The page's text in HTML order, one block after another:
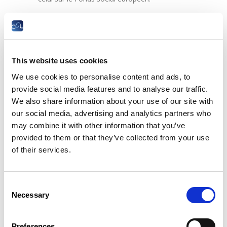
This website uses cookies
We use cookies to personalise content and ads, to
provide social media features and to analyse our traffic.
We also share information about your use of our site with
our social media, advertising and analytics partners who
may combine it with other information that you’ve
provided to them or that they’ve collected from your use
of their services.
Selection
Necessary
niveau européen, il suit activement, entre
européennes de formation professionnelle
semestre européen.
Thème de la conférence :
En France le dispositif du Compte personnel
de formation (CPF) a été créé par les
interlocuteurs sociaux en 2013 et instauré par
professionnelle, à l’emploi et à la démocratie
ouvert dès son entrée dans la vie active, qui